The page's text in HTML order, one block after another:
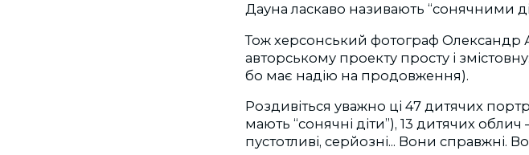
Дауна ласкаво називають “сонячними
Тож херсонський фотограф
авторському проекту просту і
бо має надію на продовження).
Роздивіться уважно ці 47 дитячих
мають “сонячні діти”), 13 дитячих облич
пустотливі, серйозні... Вони справжні.